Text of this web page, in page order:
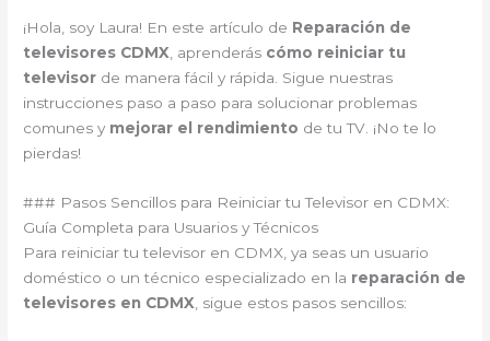
¡Hola, soy Laura! En este artículo de Reparación de
televisores CDMX, aprenderás cómo reiniciar tu
televisor de manera fácil y rápida. Sigue nuestras
instrucciones paso a paso para solucionar problemas
comunes y mejorar el rendimiento de tu TV. ¡No te lo
pierdas!
### Pasos Sencillos para Reiniciar tu Televisor en CDMX:
Guía Completa para Usuarios y Técnicos
Para reiniciar tu televisor en CDMX, ya seas un usuario
doméstico o un técnico especializado en la reparación de
televisores en CDMX , sigue estos pasos sencillos: